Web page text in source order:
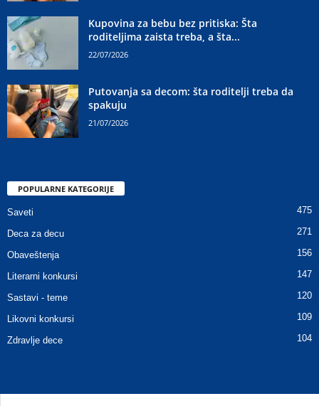
Kupovina za bebu bez pritiska: Šta
roditeljima zaista treba, a šta...
22/07/2026
Putovanja sa decom: šta roditelji treba da
spakuju
21/07/2026
POPULARNE KATEGORIJE
Saveti 475
Deca za decu 271
Obaveštenja 156
Literarni konkursi 147
Sastavi - teme 120
Likovni konkursi 109
Zdravlje dece 104